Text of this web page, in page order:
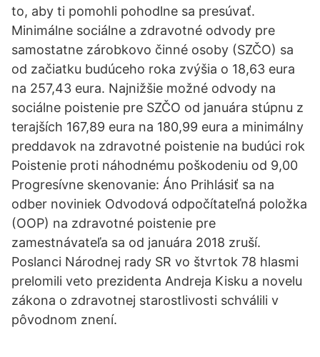
to, aby ti pomohli pohodlne sa presúvať.
Minimálne sociálne a zdravotné odvody pre
samostatne zárobkovo činné osoby (SZČO) sa
od začiatku budúceho roka zvýšia o 18,63 eura
na 257,43 eura. Najnižšie možné odvody na
sociálne poistenie pre SZČO od januára stúpnu z
terajších 167,89 eura na 180,99 eura a minimálny
preddavok na zdravotné poistenie na budúci rok
Poistenie proti náhodnému poškodeniu od 9,00
Progresívne skenovanie: Áno Prihlásiť sa na
odber noviniek Odvodová odpočítateľná položka
(OOP) na zdravotné poistenie pre
zamestnávateľa sa od januára 2018 zruší.
Poslanci Národnej rady SR vo štvrtok 78 hlasmi
prelomili veto prezidenta Andreja Kisku a novelu
zákona o zdravotnej starostlivosti schválili v
pôvodnom znení.